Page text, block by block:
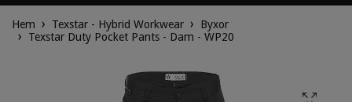
Hem Texstar - Hybrid Workwear
Byxor
Texstar Duty Pocket Pants - Dam - WP20